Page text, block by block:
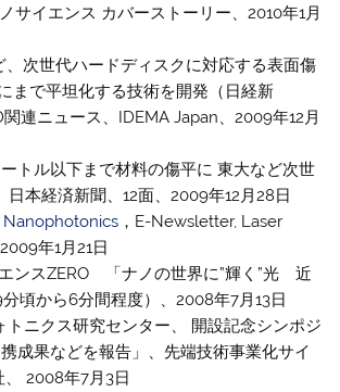
サイエンス カバーストーリー、2010年1月
、次世代ハードディスクに対応する表面傷
まで平坦化する技術を開発（日経新
連ニュース、IDEMA Japan、2009年12月
ートル以下まで材料の傷平に 東大など次世
日本経済新聞、12面、2009年12月28日
Nanophotonics，E-Newsletter, Laser
年1月21日
ンスZERO 「ナノの世界に”輝く”光 近
頃から6分間程度）、2008年7月13日
トニクス研究センター、 開設記念シンポジ
成果などを報告」、先端技術事業化サイ
、 2008年7月3日